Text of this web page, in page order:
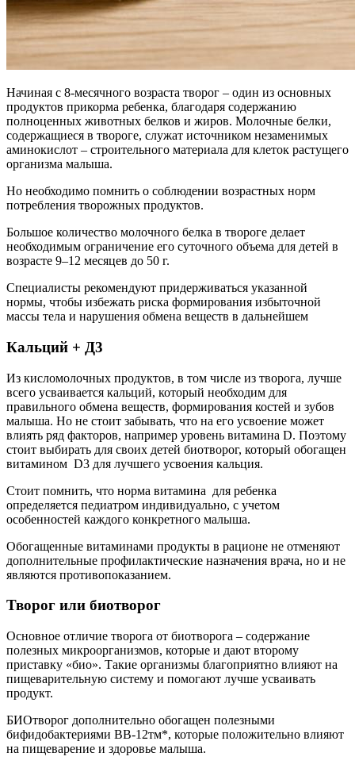
Начиная с 8-месячного возраста творог – один из основных
продуктов прикорма ребенка, благодаря содержанию
полноценных животных белков и жиров. Молочные белки,
содержащиеся в твороге, служат источником незаменимых
аминокислот – строительного материала для клеток растущего
организма малыша.
Но необходимо помнить о соблюдении возрастных норм
потребления творожных продуктов.
Большое количество молочного белка в твороге делает
необходимым ограничение его суточного объема для детей в
возрасте 9–12 месяцев до 50 г.
Специалисты рекомендуют придерживаться указанной
нормы, чтобы избежать риска формирования избыточной
массы тела и нарушения обмена веществ в дальнейшем
Кальций + Д3
Из кисломолочных продуктов, в том числе из творога, лучше
всего усваивается кальций, который необходим для
правильного обмена веществ, формирования костей и зубов
малыша. Но не стоит забывать, что на его усвоение может
влиять ряд факторов, например уровень витамина D. Поэтому
стоит выбирать для своих детей биотворог, который обогащен
витамином D3 для лучшего усвоения кальция.
Стоит помнить, что норма витамина для ребенка
определяется педиатром индивидуально, с учетом
особенностей каждого конкретного малыша.
Обогащенные витаминами продукты в рационе не отменяют
дополнительные профилактические назначения врача, но и не
являются противопоказанием.
Творог или биотворог
Основное отличие творога от биотворога – содержание
полезных микроорганизмов, которые и дают второму
приставку «био». Такие организмы благоприятно влияют на
пищеварительную систему и помогают лучше усваивать
продукт.
БИОтворог дополнительно обогащен полезными
бифидобактериями ВВ-12тм*, которые положительно влияют
на пищеварение и здоровье малыша.